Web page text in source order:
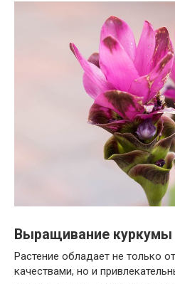
Выращивание куркумы
Растение обладает не только
качествами, но и